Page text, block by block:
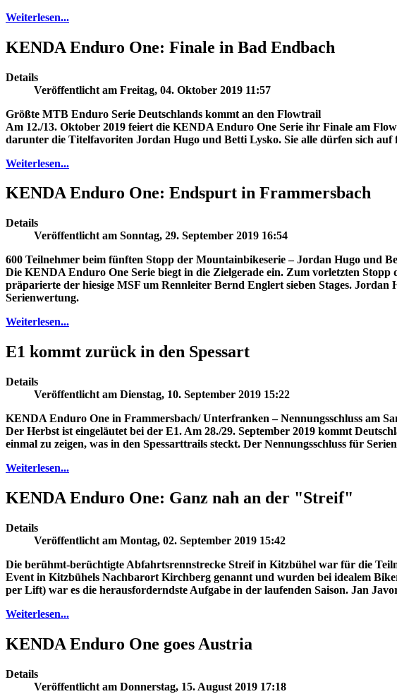
Weiterlesen...
KENDA Enduro One: Finale in Bad Endbach
Details
Veröffentlicht am Freitag, 04. Oktober 2019 11:57
Größte MTB Enduro Serie Deutschlands kommt an den Flowtrail
Am 12./13. Oktober 2019 feiert die KENDA Enduro One Serie ihr Finale am
darunter die Titelfavoriten Jordan Hugo und Betti Lysko. Sie alle dürfen sich auf
Weiterlesen...
KENDA Enduro One: Endspurt in Frammersbach
Details
Veröffentlicht am Sonntag, 29. September 2019 16:54
600 Teilnehmer beim fünften Stopp der Mountainbikeserie – Jordan Hugo und
Die KENDA Enduro One Serie biegt in die Zielgerade ein. Zum vorletzten
präparierte der hiesige MSF um Rennleiter Bernd Englert sieben Stages.
Serienwertung.
Weiterlesen...
E1 kommt zurück in den Spessart
Details
Veröffentlicht am Dienstag, 10. September 2019 15:22
KENDA Enduro One in Frammersbach/ Unterfranken – Nennungsschluss am
Der Herbst ist eingeläutet bei der E1. Am 28./29. September 2019 kommt
einmal zu zeigen, was in den Spessarttrails steckt. Der Nennungsschluss für
Weiterlesen...
KENDA Enduro One: Ganz nah an der "Streif"
Details
Veröffentlicht am Montag, 02. September 2019 15:42
Die berühmt-berüchtigte Abfahrtsrennstrecke Streif in Kitzbühel war für die
Event in Kitzbühels Nachbarort Kirchberg genannt und wurden bei idealem
per Lift) war es die herausforderndste Aufgabe in der laufenden Saison. Jan
Weiterlesen...
KENDA Enduro One goes Austria
Details
Veröffentlicht am Donnerstag, 15. August 2019 17:18